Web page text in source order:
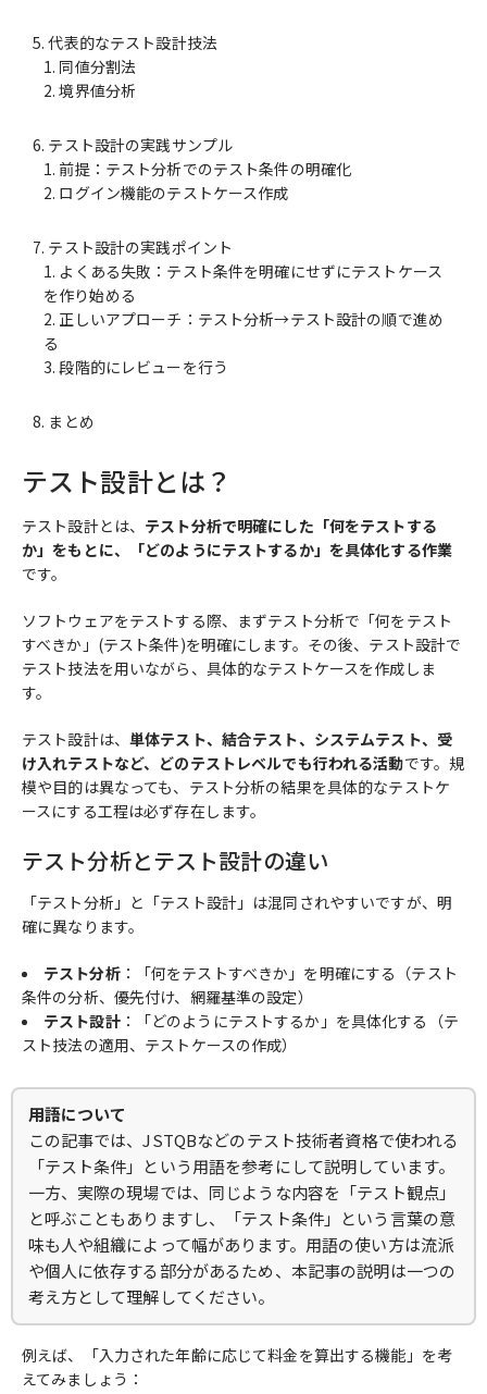
代表的なテスト設計技法
同値分割法
境界値分析
テスト設計の実践サンプル
前提：テスト分析でのテスト条件の明確化
ログイン機能のテストケース作成
テスト設計の実践ポイント
よくある失敗：テスト条件を明確にせずにテストケース
を作り始める
正しいアプローチ：テスト分析→テスト設計の順で進め
る
段階的にレビューを行う
まとめ
テスト設計とは？
テスト設計とは、 テスト分析で明確にした「何をテストする
か」をもとに、「どのようにテストするか」を具体化する作業
です。
ソフトウェアをテストする際、まずテスト分析で「何をテスト
すべきか」(テスト条件)を明確にします。その後、テスト設計で
テスト技法を用いながら、具体的なテストケースを作成しま
す。
テスト設計は、 単体テスト、結合テスト、システムテスト、受
け入れテストなど、どのテストレベルでも行われる活動です。規
模や目的は異なっても、テスト分析の結果を具体的なテストケ
ースにする工程は必ず存在します。
テスト分析とテスト設計の違い
「テスト分析」と「テスト設計」は混同されやすいですが、明
確に異なります。
テスト分析：「何をテストすべきか」を明確にする（テスト
条件の分析、優先付け、網羅基準の設定）
テスト設計：「どのようにテストするか」を具体化する（テ
スト技法の適用、テストケースの作成）
用語について
この記事では、JSTQBなどのテスト技術者資格で使われる
「テスト条件」という用語を参考にして説明しています。
一方、実際の現場では、同じような内容を「テスト観点」
と呼ぶこともありますし、「テスト条件」という言葉の意
味も人や組織によって幅があります。用語の使い方は流派
や個人に依存する部分があるため、本記事の説明は一つの
考え方として理解してください。
例えば、「入力された年齢に応じて料金を算出する機能」を考
えてみましょう：